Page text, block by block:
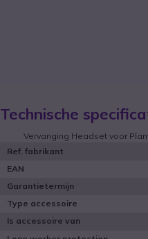
Technische
Vervanging Headset voor
Ref. fabrikant
EAN
Garantietermijn
Type accessoire
Is accessoire van